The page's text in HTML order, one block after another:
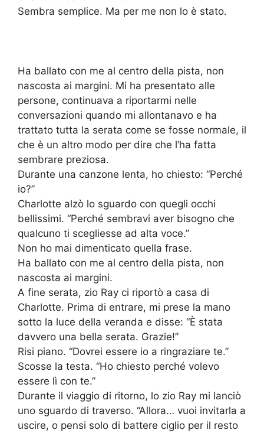
Sembra semplice. Ma per me non lo è stato.
Ha ballato con me al centro della pista, non
nascosta ai margini. Mi ha presentato alle
persone, continuava a riportarmi nelle
conversazioni quando mi allontanavo e ha
trattato tutta la serata come se fosse normale, il
che è un altro modo per dire che l’ha fatta
sembrare preziosa.
Durante una canzone lenta, ho chiesto: “Perché
io?”
Charlotte alzò lo sguardo con quegli occhi
bellissimi. “Perché sembravi aver bisogno che
qualcuno ti scegliesse ad alta voce.”
Non ho mai dimenticato quella frase.
Ha ballato con me al centro della pista, non
nascosta ai margini.
A fine serata, zio Ray ci riportò a casa di
Charlotte. Prima di entrare, mi prese la mano
sotto la luce della veranda e disse: “È stata
davvero una bella serata. Grazie!”
Risi piano. “Dovrei essere io a ringraziare te.”
Scosse la testa. “Ho chiesto perché volevo
essere lì con te.”
Durante il viaggio di ritorno, lo zio Ray mi lanciò
uno sguardo di traverso. “Allora… vuoi invitarla a
uscire, o pensi solo di battere ciglio per il resto